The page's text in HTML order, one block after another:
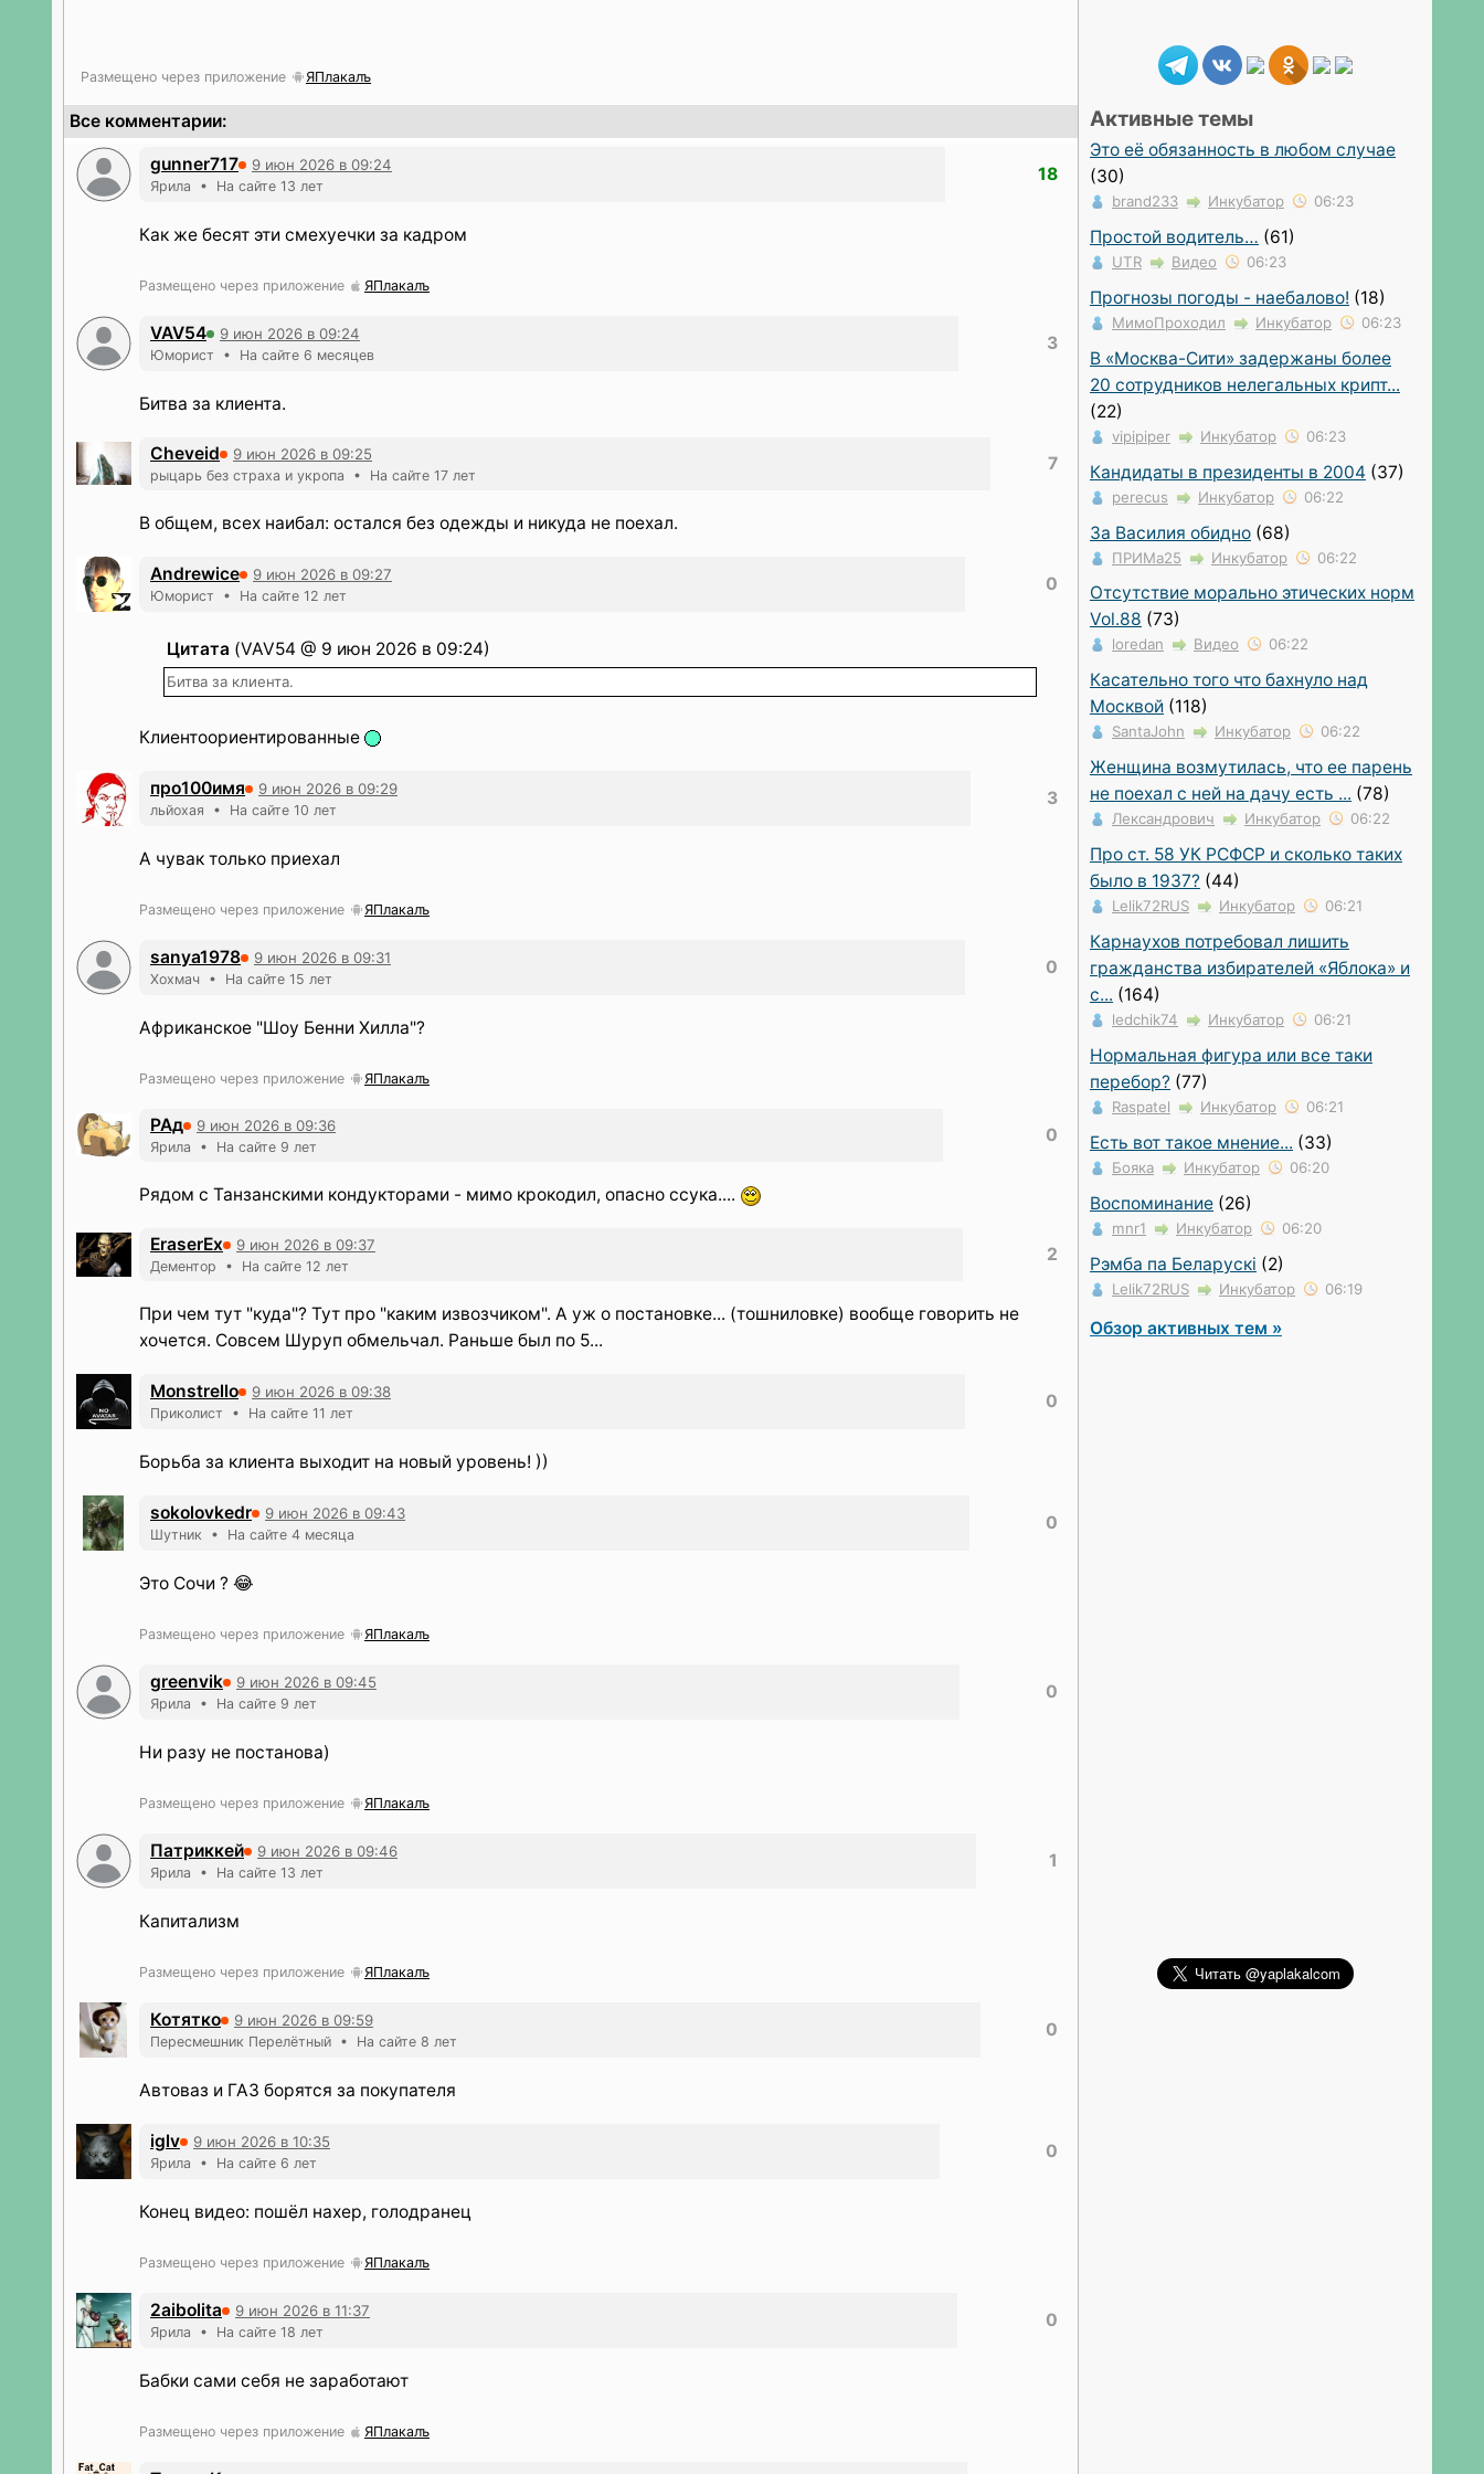
Размещено через приложение ЯПлакалъ
Все комментарии:
gunner717 9 июн 2026 в 09:24
Ярила • На сайте 13 лет
18
Как же бесят эти смехуечки за кадром
Размещено через приложение ЯПлакалъ
VAV54 9 июн 2026 в 09:24
Юморист • На сайте 6 месяцев
3
Битва за клиента.
Cheveid 9 июн 2026 в 09:25
рыцарь без страха и укропа • На сайте 17 лет
7
В общем, всех наибал: остался без одежды и никуда не поехал.
Andrewice 9 июн 2026 в 09:27
Юморист • На сайте 12 лет
0
Цитата (VAV54 @ 9 июн 2026 в 09:24)
Битва за клиента.
Клиентоориентированные
про100имя 9 июн 2026 в 09:29
льйохая • На сайте 10 лет
3
А чувак только приехал
Размещено через приложение ЯПлакалъ
sanya1978 9 июн 2026 в 09:31
Хохмач • На сайте 15 лет
0
Африканское "Шоу Бенни Хилла"?
Размещено через приложение ЯПлакалъ
РАд 9 июн 2026 в 09:36
Ярила • На сайте 9 лет
0
Рядом с Танзанскими кондукторами - мимо крокодил, опасно ссука....
EraserEx 9 июн 2026 в 09:37
Дементор • На сайте 12 лет
2
При чем тут "куда"? Тут про "каким извозчиком". А уж о постановке... (тошниловке) вообще говорить не
хочется. Совсем Шуруп обмельчал. Раньше был по 5...
Monstrello 9 июн 2026 в 09:38
Приколист • На сайте 11 лет
0
Борьба за клиента выходит на новый уровень! ))
sokolovkedr 9 июн 2026 в 09:43
Шутник • На сайте 4 месяца
0
Это Сочи ? 😂
Размещено через приложение ЯПлакалъ
greenvik 9 июн 2026 в 09:45
Ярила • На сайте 9 лет
0
Ни разу не постанова)
Размещено через приложение ЯПлакалъ
Патриккей 9 июн 2026 в 09:46
Ярила • На сайте 13 лет
1
Капитализм
Размещено через приложение ЯПлакалъ
Котятко 9 июн 2026 в 09:59
Пересмешник Перелётный • На сайте 8 лет
0
Автоваз и ГАЗ борятся за покупателя
iglv 9 июн 2026 в 10:35
Ярила • На сайте 6 лет
0
Конец видео: пошёл нахер, голодранец
Размещено через приложение ЯПлакалъ
2aibolita 9 июн 2026 в 11:37
Ярила • На сайте 18 лет
0
Бабки сами себя не заработают
Размещено через приложение ЯПлакалъ
Активные темы
Это её обязанность в любом случае
(30)
brand233 Инкубатор 06:23
Простой водитель… (61)
UTR Видео 06:23
Прогнозы погоды - наебалово! (18)
МимоПроходил Инкубатор 06:23
В «Москва-Сити» задержаны более
20 сотрудников нелегальных крипт...
(22)
vipipiper Инкубатор 06:23
Кандидаты в президенты в 2004 (37)
perecus Инкубатор 06:22
За Василия обидно⁠ (68)
ПРИМа25 Инкубатор 06:22
Отсутствие морально этических норм
Vol.88 (73)
loredan Видео 06:22
Касательно того что бахнуло над
Москвой (118)
SantaJohn Инкубатор 06:22
Женщина возмутилась, что ее парень
не поехал с ней на дачу есть ... (78)
Лександрович Инкубатор 06:22
Про ст. 58 УК РСФСР и сколько таких
было в 1937? (44)
Lelik72RUS Инкубатор 06:21
Карнаухов потребовал лишить
гражданства избирателей «Яблока» и
с... (164)
ledchik74 Инкубатор 06:21
Нормальная фигура или все таки
перебор? (77)
Raspatel Инкубатор 06:21
Есть вот такое мнение... (33)
Бояка Инкубатор 06:20
Воспоминание (26)
mnr1 Инкубатор 06:20
Рэмба па Беларускi (2)
Lelik72RUS Инкубатор 06:19
Обзор активных тем »